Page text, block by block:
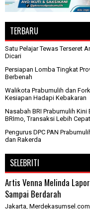
TERBARU
Satu Pelajar Tewas Terseret
Dicari
Persiapan Lomba Tingkat
Berbenah
Walikota Prabumulih dan
Kesiapan Hadapi Kebakaran
Nasabah BRI Prabumulih Kini
BRImo, Transaksi Lebih
Pengurus DPC PAN
dan Rakerda
SELEBRITI
Artis Venna Melinda
Sampai Berdarah
Jakarta,